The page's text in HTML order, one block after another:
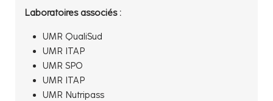
Laboratoires associés :
UMR QualiSud
UMR ITAP
UMR SPO
UMR ITAP
UMR Nutripass